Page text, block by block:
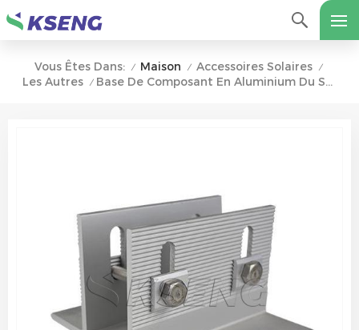
Vous Êtes Dans: / Maison / Accessoires Solaires /
Les Autres / Base De Composant En Aluminium Du Système De Montage Au Sol Solaire